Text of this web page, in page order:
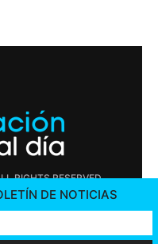
RIGHTS RESERVED
DE NOTICIAS